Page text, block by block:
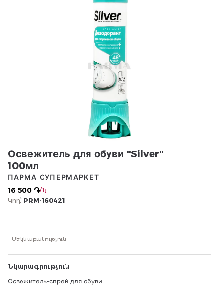
Освежитель для обуви "Silver"
100мл
16 500 ֏/ 1լ
ПАРМА СУПЕРМАРКЕТ
Կոդ՝ PRM-160421
Մեկնաբանություն
Նկարագրություն
Освежитель-спрей для обуви.